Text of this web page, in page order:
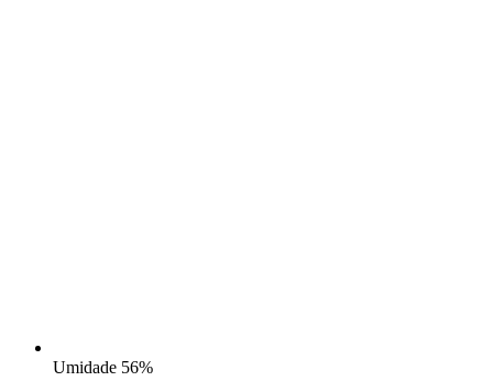
Umidade 56%